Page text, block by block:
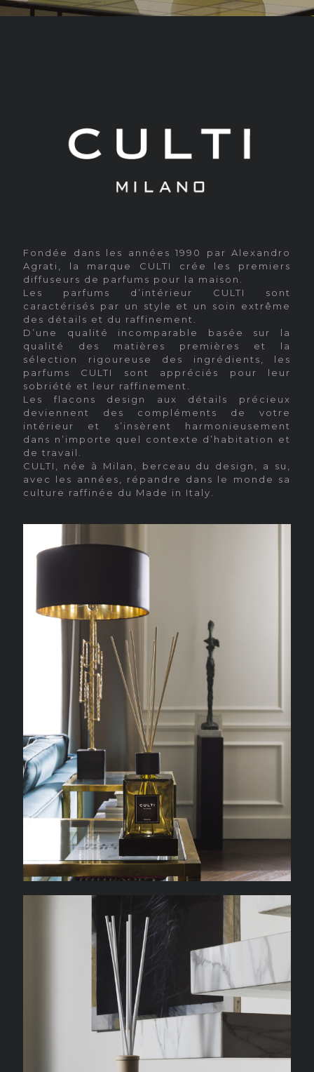
Fondée dans les années 1990 par Alexandro
Agrati, la marque CULTI crée les premiers
diffuseurs de parfums pour la maison.
Les parfums d’intérieur CULTI sont
caractérisés par un style et un soin extrême
des détails et du raffinement.
D’une qualité incomparable basée sur la
qualité des matières premières et la
sélection rigoureuse des ingrédients, les
parfums CULTI sont appréciés pour leur
sobriété et leur raffinement.
Les flacons design aux détails précieux
deviennent des compléments de votre
intérieur et s’insèrent harmonieusement
dans n’importe quel contexte d’habitation et
de travail.
CULTI, née à Milan, berceau du design, a su,
avec les années, répandre dans le monde sa
culture raffinée du Made in Italy.